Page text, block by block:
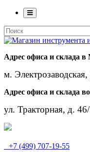
Адрес офиса и склада в
м.
Адрес офиса и склада
ул. Тракторная, д. 46/
+7 (499) 707-19-55